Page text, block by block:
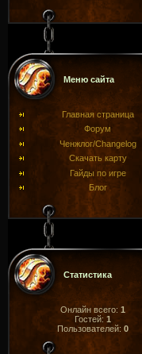
Меню сайта
Главная страница
Форум
Ченжлог/Changelog
Скачать карту
Гайды по игре
Блог
Статистика
Онлайн всего: 1
Гостей: 1
Пользователей: 0